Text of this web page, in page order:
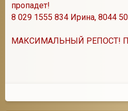
пропадет!
8 029 1555 834 Ирина, 8044
МАКСИМАЛЬНЫЙ РЕПОСТ!